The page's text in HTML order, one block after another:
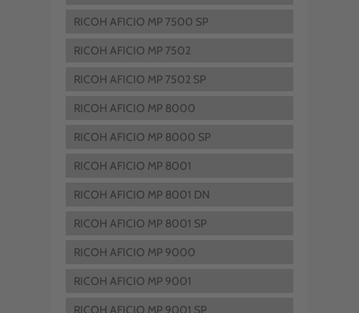
RICOH AFICIO MP 7500 SP
RICOH AFICIO MP 7502
RICOH AFICIO MP 7502 SP
RICOH AFICIO MP 8000
RICOH AFICIO MP 8000 SP
RICOH AFICIO MP 8001
RICOH AFICIO MP 8001 DN
RICOH AFICIO MP 8001 SP
RICOH AFICIO MP 9000
RICOH AFICIO MP 9001
RICOH AFICIO MP 9001 SP